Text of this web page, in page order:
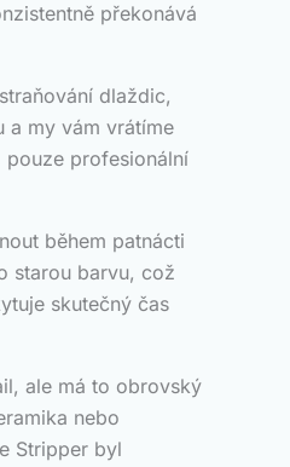
překonává
dlaždic,
a my vám vrátíme
profesionální
během patnácti
starou barvu, což
skutečný čas
ale má to obrovský
nebo
Stripper byl